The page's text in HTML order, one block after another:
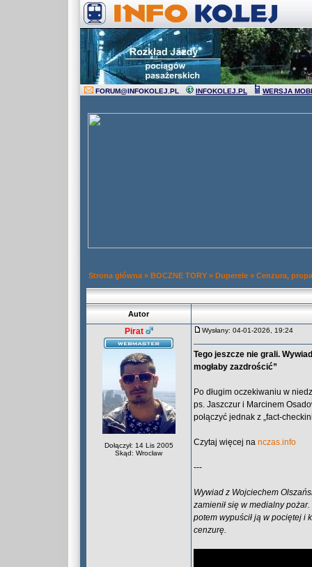
FORUM@INFOKOLEJ.PL INFOKOLEJ.PL WERSJA
Strona główna » BOCZNE TORY » Duperele » Cenzura,
Autor
Pirat
Dołączył: 14 Lis 2005
Skąd: Wrocław
Wysłany: 04-01-2026, 19:24
Tego jeszcze nie grali.
mogłaby zazdrościć”
Po długim oczekiwaniu w
ps. Jaszczur i Marcinem
połączyć jednak z „fact-
Czytaj więcej na nczas.info
---
Wywiad z Wojciechem
zamienił się w medialny
potem wypuścił ją w pociętej i
cenzurę.